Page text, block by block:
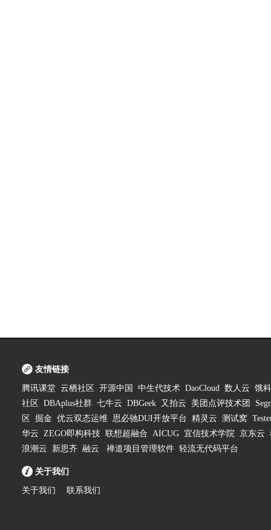
友情链接
腾讯课堂 云栖社区 开源中国 中生代技术 DaoCloud 数人云 饿
社区
DBAplus社群 七牛云 DBGeek 又拍云 美团点评技术团
区
掘金 优云双态运维 思必驰DUI开放平台 精灵云 测试窝
华云 ZEGO即构科技 联想超融合 AICUG 宜信技术学院 京东云
浪潮云
新思齐 融云 禅道项目管理软件 轻流无代码平台
关于我们
关于我们 联系我们